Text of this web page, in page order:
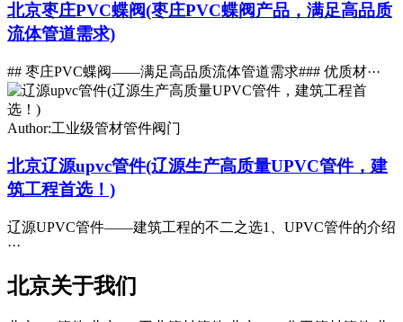
北京枣庄PVC蝶阀(枣庄PVC蝶阀产品，满足高品质
流体管道需求)
## 枣庄PVC蝶阀——满足高品质流体管道需求### 优质材···
Author:工业级管材管件阀门
北京辽源upvc管件(辽源生产高质量UPVC管件，建
筑工程首选！)
辽源UPVC管件——建筑工程的不二之选1、UPVC管件的介绍
···
北京关于我们